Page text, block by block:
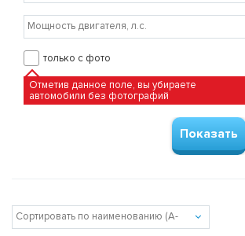
только с фото
Отметив данное поле, вы убираете
автомобили без фотографий